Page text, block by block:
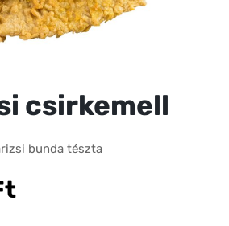
csirkemell
bunda tészta